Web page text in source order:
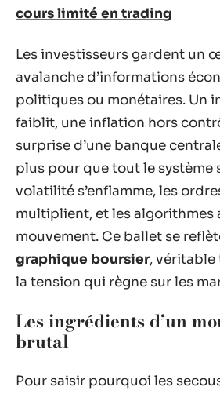
cours limité en trading
Les investisseurs gardent un
avalanche d’informations
politiques ou monétaires. Un
faiblit, une inflation hors
surprise d’une banque
plus pour que tout le système
volatilité s’enflamme, les
multiplient, et les algorithmes
mouvement. Ce ballet se
graphique boursier, véritable
la tension qui règne sur les
Les ingrédients d’un
brutal
Pour saisir pourquoi les